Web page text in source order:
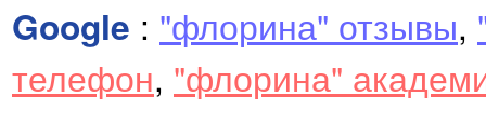
Google : "флорина" отзывы,
телефон, "флорина"